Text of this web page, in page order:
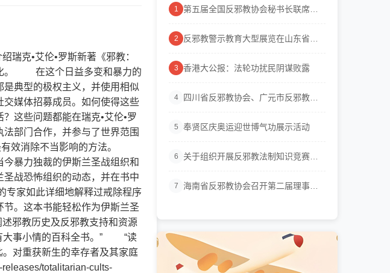
克•艾伦•罗斯新著《邪教：
化。 在这个日益多变和暴力的
典型的极权主义，并使用相似
媒体招募成员。如何使得这些
这些问题都能在瑞克•艾伦•罗
部门合作，并参与了世界范围
有效消除不当影响的方法。
暴力独裁的伊斯兰圣战组织和
战恐怖组织的动态，并在书中
家如此详细地解释过戒除程序
。这本书能轻松作为伊斯兰圣
教历史及反邪教支持和资源
大事小情的百科全书。” “读
对重获新生的幸存者及其家庭
totalitarian-cults-
1
第五届全国反邪教协会秘书长联席会
2
反邪教警示教育大型展览在山东省科
3 香港大公报：法轮功扰民阴谋败露
4
四川省反邪教协会、广元市反邪教协
5 奉贤区庆奥运迎世博气功展示活动
6
关于组织开展反邪教法制知识竞赛活
7
海南省反邪教协会召开第二届理事会